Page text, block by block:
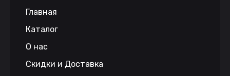
Главная
Каталог
О нас
Скидки и Доставка